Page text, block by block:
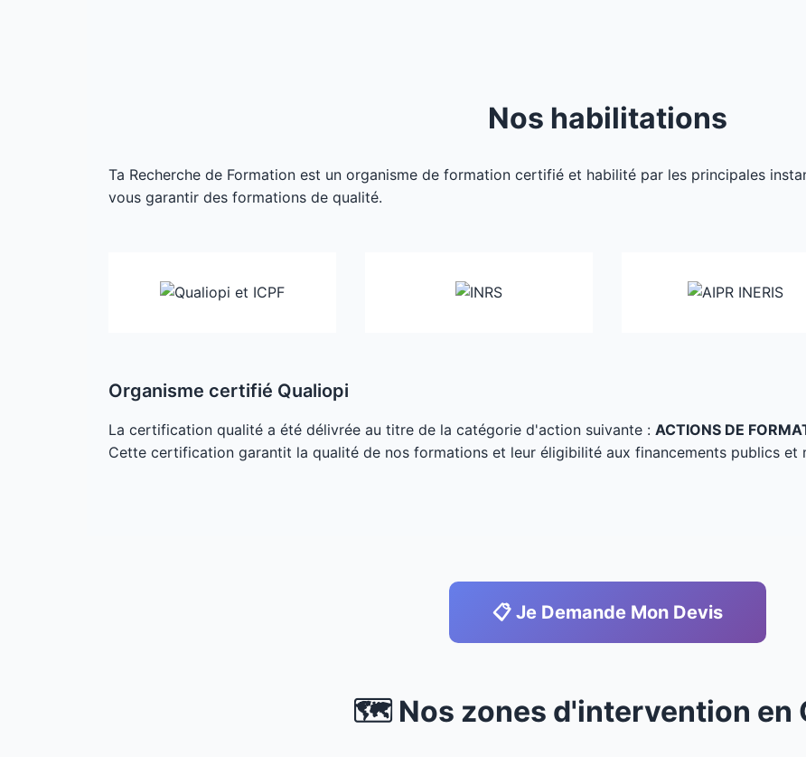
Nos habilitations
Ta Recherche de Formation est un organisme de formation certifié et habilité par les principales
vous garantir des formations de qualité.
Organisme certifié Qualiopi
La certification qualité a été délivrée au titre de la catégorie d'action suivante : ACTIONS DE
Cette certification garantit la qualité de nos formations et leur éligibilité aux financements publics et
📋 Je Demande Mon Devis
🗺️ Nos zones d'intervention en